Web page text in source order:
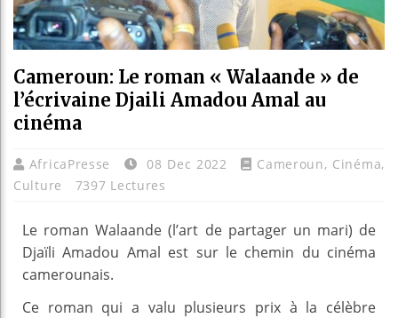
Cameroun: Le roman « Walaande » de
l’écrivaine Djaili Amadou Amal au
cinéma
AfricaPresse 08 Dec 2022 Cameroun, Cinéma,
Culture
7397 Lectures
Le roman Walaande (l’art de partager un mari) de
Djaïli Amadou Amal est sur le chemin du cinéma
camerounais.
Ce roman qui a valu plusieurs prix à la célèbre